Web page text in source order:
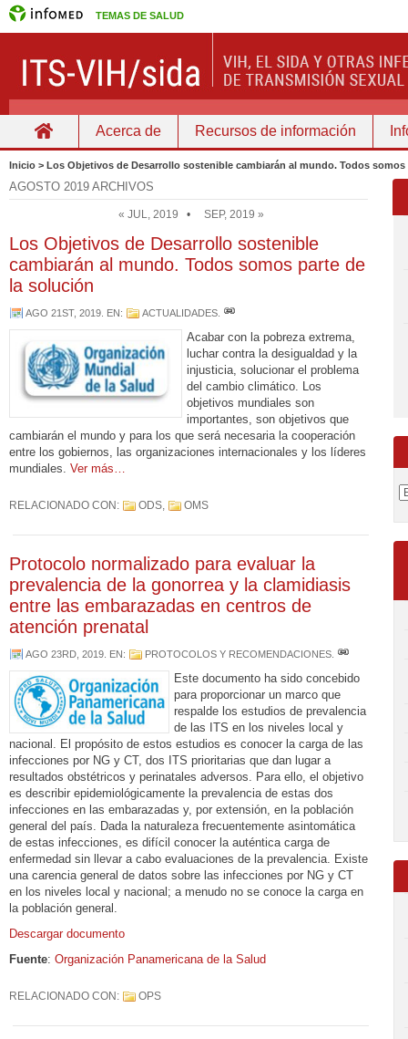
TEMAS DE SALUD
Acerca de Recursos de información
Inicio > Los Objetivos de Desarrollo sostenible cambiarán al mundo. Todos
AGOSTO 2019 ARCHIVOS
« JUL, 2019 • SEP, 2019 »
Los Objetivos de Desarrollo sostenible
cambiarán al mundo. Todos somos parte de
la solución
AGO 21ST, 2019 . EN: ACTUALIDADES
Acabar con la pobreza extrema,
luchar contra la desigualdad y la
injusticia, solucionar el problema
del cambio climático. Los
objetivos mundiales son
importantes, son objetivos que
cambiarán el mundo y para los que será necesaria la cooperación
entre los gobiernos, las organizaciones internacionales y los líderes
mundiales. Ver más…
RELACIONADO CON: ODS, OMS
Protocolo normalizado para evaluar la
prevalencia de la gonorrea y la clamidiasis
entre las embarazadas en centros de
atención prenatal
AGO 23RD, 2019 . EN: PROTOCOLOS Y RECOMENDACIONES
Este documento ha sido concebido
para proporcionar un marco que
respalde los estudios de prevalencia
de las ITS en los niveles local y
nacional. El propósito de estos estudios es conocer la carga de las
infecciones por NG y CT, dos ITS prioritarias que dan lugar a
resultados obstétricos y perinatales adversos. Para ello, el objetivo
es describir epidemiológicamente la prevalencia de estas dos
infecciones en las embarazadas y, por extensión, en la población
general del país. Dada la naturaleza frecuentemente asintomática
de estas infecciones, es difícil conocer la auténtica carga de
enfermedad sin llevar a cabo evaluaciones de la prevalencia. Existe
una carencia general de datos sobre las infecciones por NG y CT
en los niveles local y nacional; a menudo no se conoce la carga en
la población general.
Descargar documento
Fuente: Organización Panamericana de la Salud
RELACIONADO CON: OPS